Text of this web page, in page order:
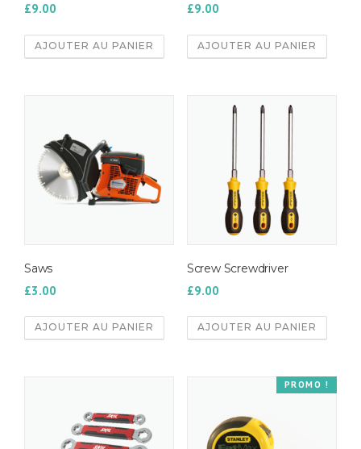
£9.00
AJOUTER AU PANIER
£9.00
AJOUTER AU PANIER
Saws
£3.00
AJOUTER AU PANIER
Screw Screwdriver
£9.00
AJOUTER AU PANIER
PROMO !